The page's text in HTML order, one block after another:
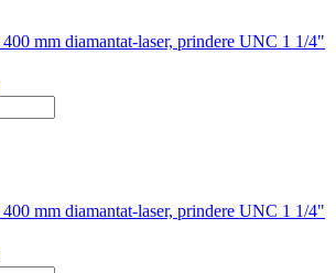
mm diamantat-laser, prindere UNC 1 1/4"
mm diamantat-laser, prindere UNC 1 1/4"